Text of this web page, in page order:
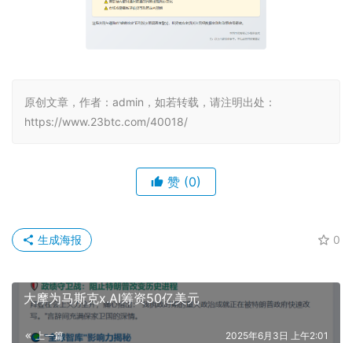
原创文章，作者：admin，如若转载，请注明出处：
https://www.23btc.com/40018/
赞 (0)
0
生成海报
大摩为马斯克x.AI筹资50亿美元
上一篇 2025年6月3日 上午2:01